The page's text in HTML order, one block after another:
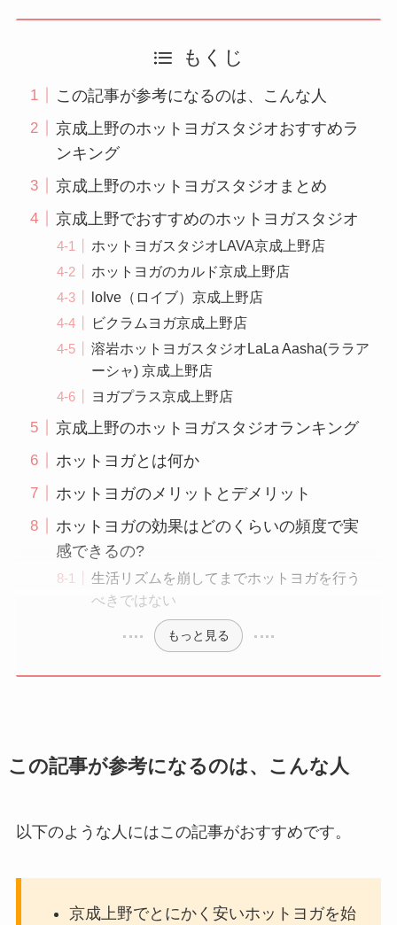
もくじ
この記事が参考になるのは、こんな人
京成上野のホットヨガスタジオおすすめラ
ンキング
京成上野のホットヨガスタジオまとめ
京成上野でおすすめのホットヨガスタジオ
ホットヨガスタジオLAVA京成上野店
ホットヨガのカルド京成上野店
loIve（ロイブ）京成上野店
ビクラムヨガ京成上野店
溶岩ホットヨガスタジオLaLa Aasha(ララア
ーシャ) 京成上野店
ヨガプラス京成上野店
京成上野のホットヨガスタジオランキング
ホットヨガとは何か
ホットヨガのメリットとデメリット
ホットヨガの効果はどのくらいの頻度で実
感できるの?
生活リズムを崩してまでホットヨガを行う
べきではない
もっと見る
この記事が参考になるのは、こんな人
以下のような人にはこの記事がおすすめです。
京成上野でとにかく安いホットヨガを始